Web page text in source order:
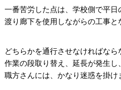
一番苦労した点は、学校側で平日
渡り廊下を使用しながらの工事と
どちらかを通行させなければなら
作業の段取り替え、延長が発生し、
職方さんには、かなり迷惑を掛け